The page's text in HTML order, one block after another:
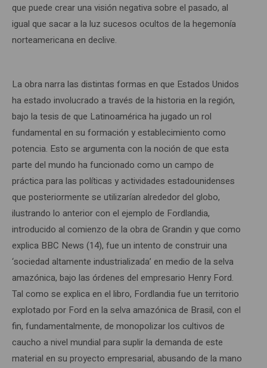
que puede crear una visión negativa sobre el pasado, al
igual que sacar a la luz sucesos ocultos de la hegemonía
norteamericana en declive.
La obra narra las distintas formas en que Estados Unidos
ha estado involucrado a través de la historia en la región,
bajo la tesis de que Latinoamérica ha jugado un rol
fundamental en su formación y establecimiento como
potencia. Esto se argumenta con la noción de que esta
parte del mundo ha funcionado como un campo de
práctica para las políticas y actividades estadounidenses
que posteriormente se utilizarían alrededor del globo,
ilustrando lo anterior con el ejemplo de Fordlandia,
introducido al comienzo de la obra de Grandin y que como
explica BBC News (14), fue un intento de construir una
‘sociedad altamente industrializada’ en medio de la selva
amazónica, bajo las órdenes del empresario Henry Ford.
Tal como se explica en el libro, Fordlandia fue un territorio
explotado por Ford en la selva amazónica de Brasil, con el
fin, fundamentalmente, de monopolizar los cultivos de
caucho a nivel mundial para suplir la demanda de este
material en su proyecto empresarial, abusando de la mano